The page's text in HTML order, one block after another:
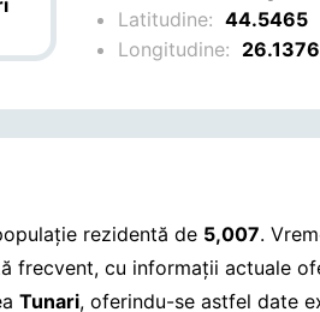
Latitudine: 44.5465
Longitudine: 26.1376
rezidentă de 5,007.
frecvent, cu informații actuale
Tunari, oferindu-se astfel date